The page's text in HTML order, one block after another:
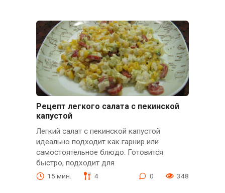
Рецепт легкого салата с пекинской
капустой
Легкий салат с пекинской капустой
идеально подходит как гарнир или
самостоятельное блюдо. Готовится
быстро, подходит для
15 мин. 4 0 348